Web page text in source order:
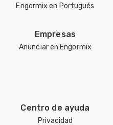
Engormix en Portugués
Empresas
Anunciar en Engormix
Centro de ayuda
Privacidad